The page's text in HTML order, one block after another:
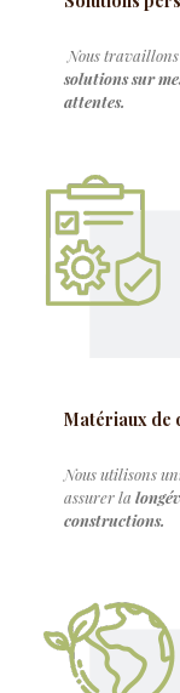
Nous
solutions sur
attentes.
Matériaux de
Nous utilisons
assurer la
constructions.